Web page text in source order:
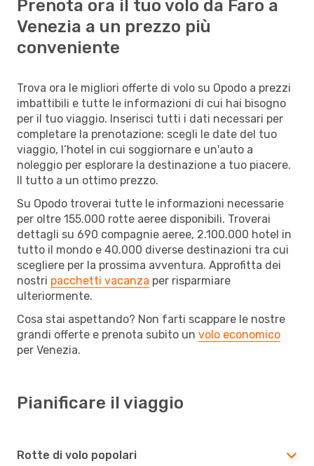
Prenota ora il tuo volo da Faro a
Venezia a un prezzo più
conveniente
Trova ora le migliori offerte di volo su Opodo a prezzi
imbattibili e tutte le informazioni di cui hai bisogno
per il tuo viaggio. Inserisci tutti i dati necessari per
completare la prenotazione: scegli le date del tuo
viaggio, l’hotel in cui soggiornare e un'auto a
noleggio per esplorare la destinazione a tuo piacere.
Il tutto a un ottimo prezzo.
Su Opodo troverai tutte le informazioni necessarie
per oltre 155.000 rotte aeree disponibili. Troverai
dettagli su 690 compagnie aeree, 2.100.000 hotel in
tutto il mondo e 40.000 diverse destinazioni tra cui
scegliere per la prossima avventura. Approfitta dei
nostri pacchetti vacanza per risparmiare
ulteriormente.
Cosa stai aspettando? Non farti scappare le nostre
grandi offerte e prenota subito un volo economico
per Venezia.
Pianificare il viaggio
Rotte di volo popolari